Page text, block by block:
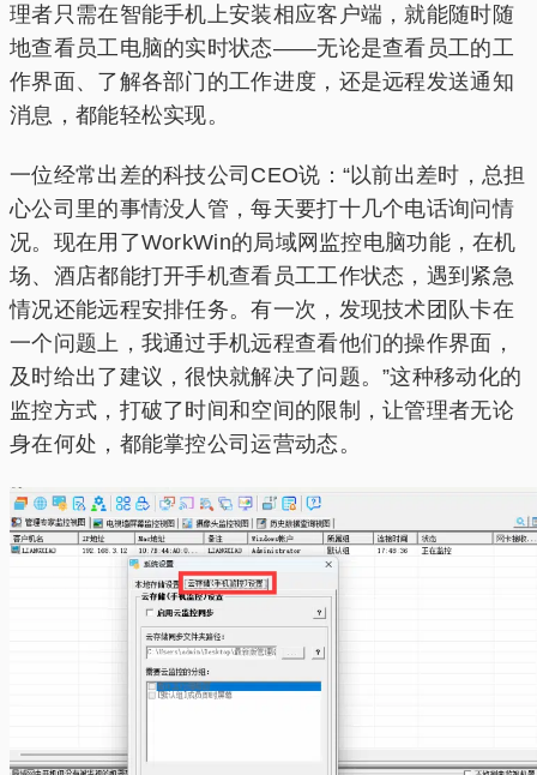
理者只需在智能手机上安装相应客户端，就能随时随
地查看员工电脑的实时状态——无论是查看员工的工
作界面、了解各部门的工作进度，还是远程发送通知
消息，都能轻松实现。
一位经常出差的科技公司CEO说：“以前出差时，总担
心公司里的事情没人管，每天要打十几个电话询问情
况。现在用了WorkWin的局域网监控电脑功能，在机
场、酒店都能打开手机查看员工工作状态，遇到紧急
情况还能远程安排任务。有一次，发现技术团队卡在
一个问题上，我通过手机远程查看他们的操作界面，
及时给出了建议，很快就解决了问题。”这种移动化的
监控方式，打破了时间和空间的限制，让管理者无论
身在何处，都能掌控公司运营动态。